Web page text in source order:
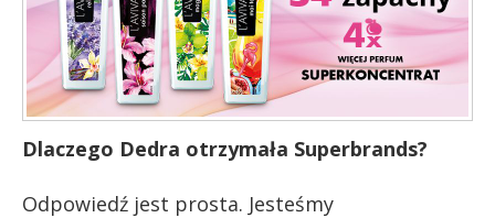
Dlaczego Dedra otrzymała Superbrands?
Odpowiedź jest prosta. Jesteśmy